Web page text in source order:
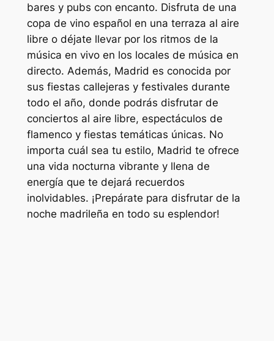
bares y pubs con encanto. Disfruta de una
copa de vino español en una terraza al aire
libre o déjate llevar por los ritmos de la
música en vivo en los locales de música en
directo. Además, Madrid es conocida por
sus fiestas callejeras y festivales durante
todo el año, donde podrás disfrutar de
conciertos al aire libre, espectáculos de
flamenco y fiestas temáticas únicas. No
importa cuál sea tu estilo, Madrid te ofrece
una vida nocturna vibrante y llena de
energía que te dejará recuerdos
inolvidables. ¡Prepárate para disfrutar de la
noche madrileña en todo su esplendor!